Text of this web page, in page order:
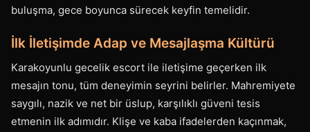
buluşma, gece boyunca sürecek keyfin temelidir.
İlk İletişimde Adap ve Mesajlaşma Kültürü
Karakoyunlu gecelik escort ile iletişime geçerken ilk
mesajın tonu, tüm deneyimin seyrini belirler. Mahremiyete
saygılı, nazik ve net bir üslup, karşılıklı güveni tesis
etmenin ilk adımıdır. Klişe ve kaba ifadelerden kaçınmak,